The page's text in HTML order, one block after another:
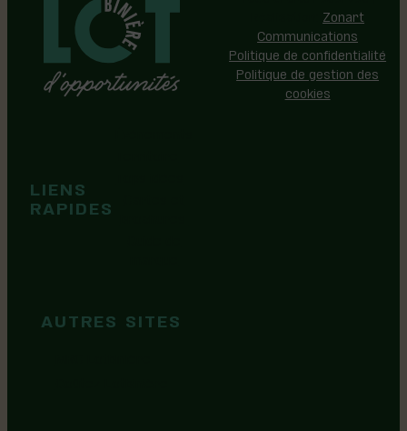
LIENS
RAPIDES
AUTRES SITES
Zonart
Communications
Politique de confidentialité
Politique de gestion des
cookies